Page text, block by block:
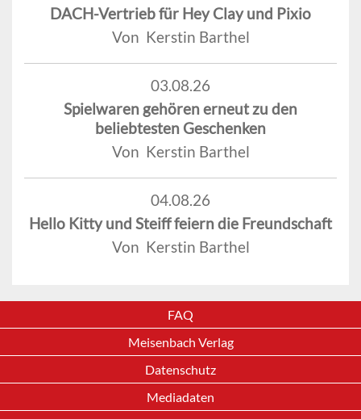
DACH-Vertrieb für Hey Clay und Pixio
Von Kerstin Barthel
03.08.26
Spielwaren gehören erneut zu den
beliebtesten Geschenken
Von Kerstin Barthel
04.08.26
Hello Kitty und Steiff feiern die Freundschaft
Von Kerstin Barthel
FAQ
Meisenbach Verlag
Datenschutz
Mediadaten